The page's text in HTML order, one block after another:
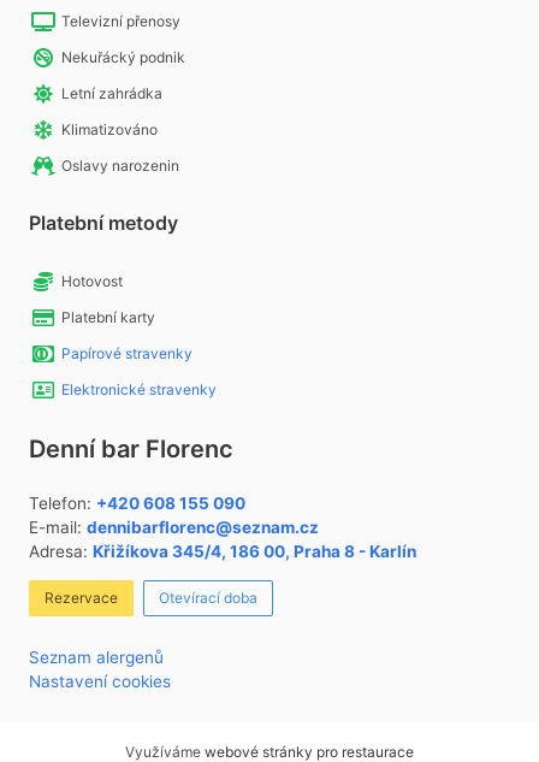
Platební metody
Hotovost
Platební karty
Papírové stravenky
Elektronické stravenky
Televizní přenosy
Nekuřácký podnik
Letní zahrádka
Klimatizováno
Oslavy narozenin
Denní bar Florenc
Telefon: +420 608 155 090
E-mail: dennibarflorenc@seznam.cz
Adresa: Křižíkova 345/4, 186 00, Praha 8 - Karlín
Rezervace Otevírací doba
Seznam alergenů
Nastavení cookies
Využíváme webové stránky pro restaurace